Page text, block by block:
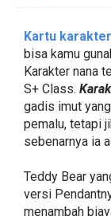
Kartu
bisa kamu
Karakter nana
S+ Class.
gadis imut
pemalu, tetapi
sebenarnya ia
Teddy Bear
versi
menambah